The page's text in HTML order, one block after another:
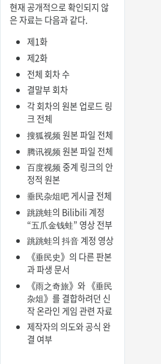
현재 공개적으로 확인되지 않
은 자료는 다음과 같다.
제1화
제2화
전체 회차 수
결말부 회차
각 회차의 원본 업로드 링
크 전체
搜狐视频 원본 파일 전체
腾讯视频 원본 파일 전체
百度视频 중계 링크의 안
정적 원본
垂民杂俎吧 게시글 전체
跳跳蛙의 Bilibili 계정
“五爪金钱蛙” 영상 전부
跳跳蛙의 抖音 계정 영상
《垂民史》의 다른 판본
과 파생 문서
《雨之奇旅》와 《垂民
杂俎》를 결합하려던 신
작 온라인 게임 관련 자료
제작자의 의도와 공식 완
결 여부